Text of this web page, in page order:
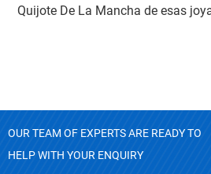
Quijote De La Mancha de esas
OUR TEAM OF EXPERTS ARE READY TO
HELP WITH YOUR ENQUIRY